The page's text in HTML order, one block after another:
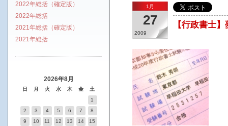
1月
27
2009
【行政書士
2022年総括（確定版）
2022年総括
2021年総括（確定版）
2021年総括
2026年8月
日 月 火 水 木 金 土
1
2
3 4 5 6 7
8
9
10 11 12 13 14
15